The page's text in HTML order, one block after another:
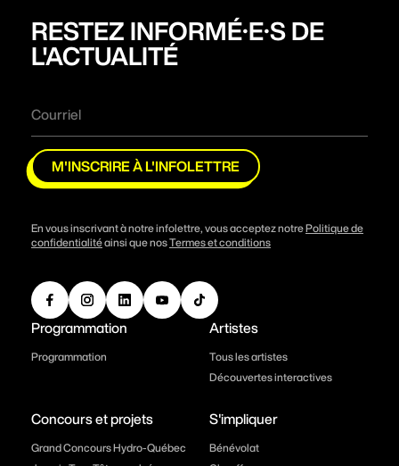
RESTEZ INFORMÉ·E·S DE
L'ACTUALITÉ
M'INSCRIRE À L'INFOLETTRE
En vous inscrivant à notre infolettre, vous acceptez notrePolitique de
confidentialitéainsi que nosTermes et conditions
Programmation
Programmation
Artistes
Tous les artistes
Découvertes interactives
Concours et projets
Grand Concours Hydro-Québec
S'impliquer
Bénévolat